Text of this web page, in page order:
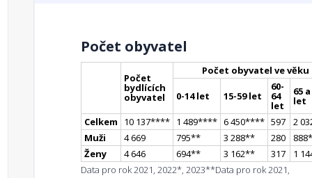
Počet obyvatel
Počet
bydlících
obyvatel
Počet obyvatel ve věku
0-14 let 15-59 let
60-
64
let
65
let
Celkem
10 137**** 1 489**** 6 450**** 597
2
Muži
4 669 795** 3 288** 280 888*
Ženy
4 646 694** 3 162** 317
1
Data pro rok 2021, 2022*, 2023**Data pro rok 2021,